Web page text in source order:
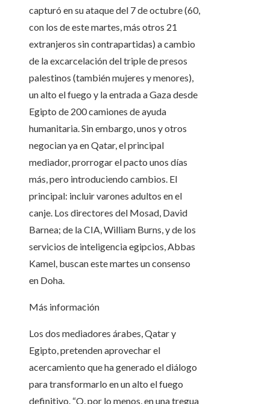
capturó en su ataque del 7 de octubre (60,
con los de este martes, más otros 21
extranjeros sin contrapartidas) a cambio
de la excarcelación del triple de presos
palestinos (también mujeres y menores),
un alto el fuego y la entrada a Gaza desde
Egipto de 200 camiones de ayuda
humanitaria. Sin embargo, unos y otros
negocian ya en Qatar, el principal
mediador, prorrogar el pacto unos días
más, pero introduciendo cambios. El
principal: incluir varones adultos en el
canje. Los directores del Mosad, David
Barnea; de la CIA, William Burns, y de los
servicios de inteligencia egipcios, Abbas
Kamel, buscan este martes un consenso
en Doha.
Más información
Los dos mediadores árabes, Qatar y
Egipto, pretenden aprovechar el
acercamiento que ha generado el diálogo
para transformarlo en un alto el fuego
definitivo. “O, por lo menos, en una tregua